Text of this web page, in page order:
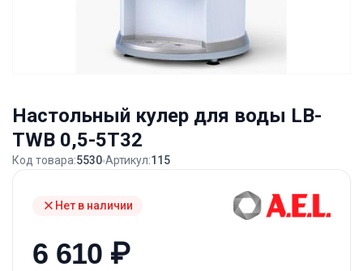
Настольный кулер для воды LB-
ТWB 0,5-5Т32
Код товара:5530 Артикул:115
Нет в наличии
6 610 ₽